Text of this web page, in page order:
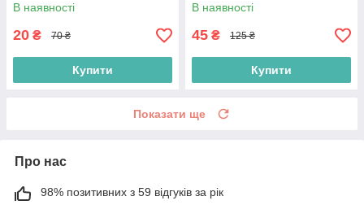
В наявності
20 ₴ 70 ₴
Купити
В наявності
45 ₴ 125 ₴
Купити
Показати ще
Про нас
98% позитивних з 59 відгуків за рік